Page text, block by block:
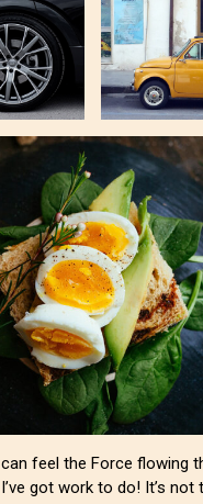
feel the Force flowing
got work to do! It’s not